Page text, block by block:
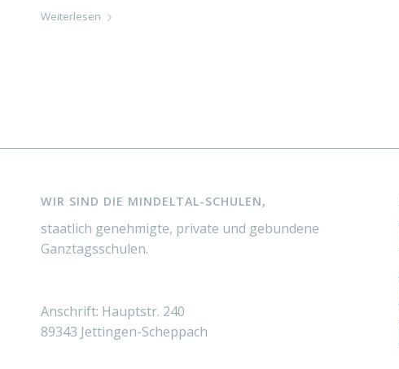
Weiterlesen
WIR SIND DIE MINDELTAL-SCHULEN,
staatlich genehmigte, private und gebundene
Ganztagsschulen.
Anschrift: Hauptstr. 240
89343 Jettingen-Scheppach